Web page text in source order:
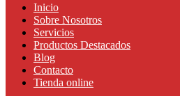
Inicio
Sobre Nosotros
Servicios
Productos Destacados
Blog
Contacto
Tienda online